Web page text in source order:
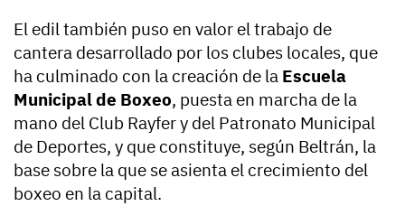
El edil también puso en valor el trabajo de
cantera desarrollado por los clubes locales, que
ha culminado con la creación de la Escuela
Municipal de Boxeo, puesta en marcha de la
mano del Club Rayfer y del Patronato Municipal
de Deportes, y que constituye, según Beltrán, la
base sobre la que se asienta el crecimiento del
boxeo en la capital.